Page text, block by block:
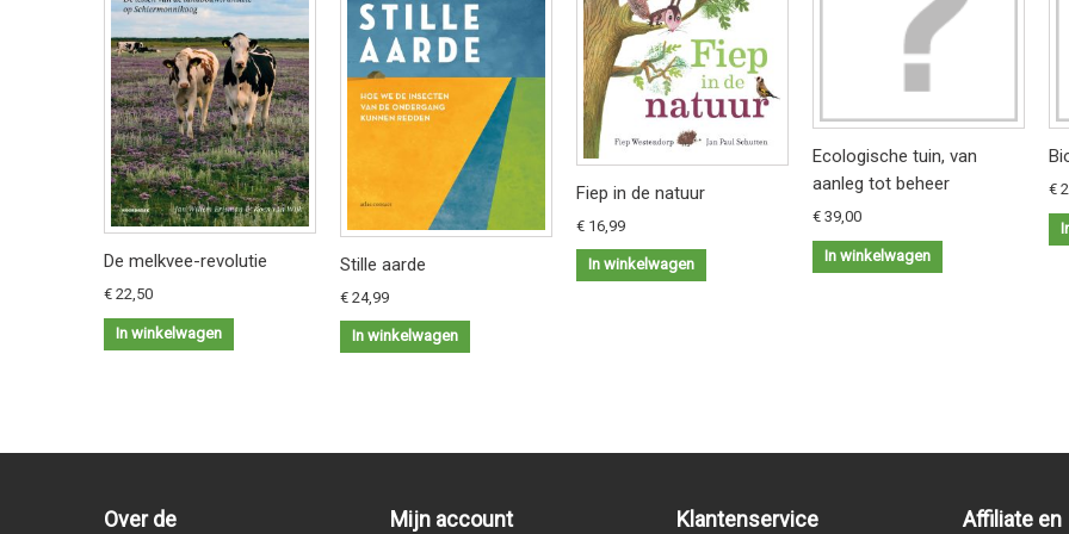
De melkvee-revolutie
€ 22,50
In winkelwagen
Stille aarde
€ 24,99
In winkelwagen
Fiep in de natuur
€ 16,99
In winkelwagen
Ecologische tuin, van
aanleg tot beheer
€ 39,00
In winkelwagen
€
Over de
Mijn account Klantenservice
Affiliate en